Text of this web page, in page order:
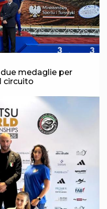
FISDIR
infantile
sportivi
di Gara
medaglie per
circuito